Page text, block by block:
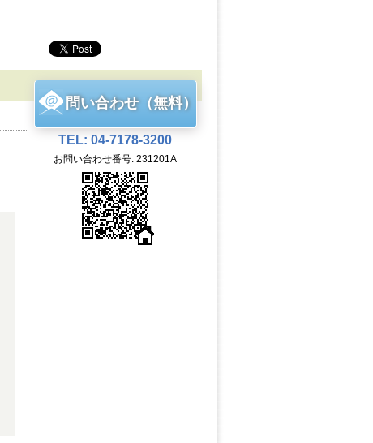
問い合わせ（無料）
TEL: 04-7178-3200
お問い合わせ番号: 231201A